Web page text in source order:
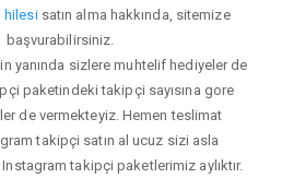
hilesisatın alma hakkında, sitemize
başvurabilirsiniz.
yanında sizlere muhtelif hediyeler de
paketindeki takipçi sayısına gore
de vermekteyiz. Hemen teslimat
takipçi satın al ucuz sizi asla
takipçi paketlerimiz aylıktır.